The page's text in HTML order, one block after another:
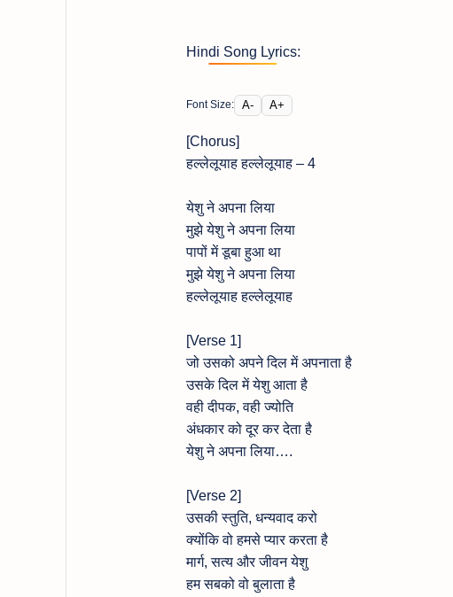
Hindi Song Lyrics:
Font Size: A- A+
[Chorus]
हल्लेलूयाह हल्लेलूयाह – 4
येशु ने अपना लिया
मुझे येशु ने अपना लिया
पापों में डूबा हुआ था
मुझे येशु ने अपना लिया
हल्लेलूयाह हल्लेलूयाह
[Verse 1]
जो उसको अपने दिल में अपनाता है
उसके दिल में येशु आता है
वही दीपक, वही ज्योति
अंधकार को दूर कर देता है
येशु ने अपना लिया….
[Verse 2]
उसकी स्तुति, धन्यवाद करो
क्योंकि वो हमसे प्यार करता है
मार्ग, सत्य और जीवन येशु
हम सबको वो बुलाता है